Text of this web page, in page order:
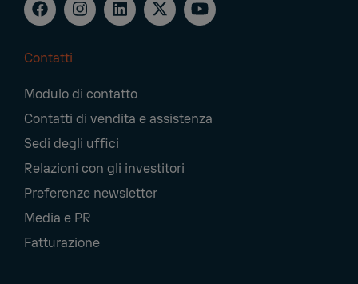
Navigation
Contatti
Modulo di contatto
Contatti di vendita e assistenza
Sedi degli uffici
Relazioni con gli investitori
Preferenze newsletter
Media e PR
Fatturazione